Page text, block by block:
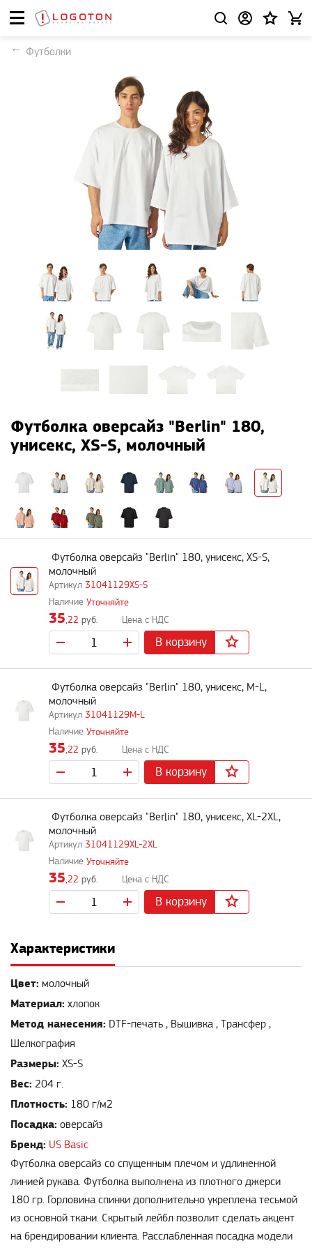
Футболки
Футболка оверсайз "Berlin" 180,
унисекс, XS-S, молочный
31041129XS-S
Футболка оверсайз "Berlin" 180, унисекс, XS-S,
молочный
Уточняйте
35,22 руб.
В корзину
31041129M-L
Футболка оверсайз "Berlin" 180, унисекс, M-L,
молочный
Уточняйте
35,22 руб.
В корзину
31041129XL-2XL
Футболка оверсайз "Berlin" 180, унисекс, XL-2XL,
молочный
Уточняйте
35,22 руб.
В корзину
Характеристики
Цвет: молочный
Материал: хлопок
Метод нанесения:
Шелкография
Размеры: XS-S
Вес: 204 г.
Плотность: 180 г/м2
Посадка: оверсайз
Бренд: US Basic
Футболка оверсайз со спущенным плечом и удлиненной
линией рукава. Футболка выполнена из плотного джерси
180 гр. Горловина спинки дополнительно укреплена тесьмой
из основной ткани. Скрытый лейбл позволит сделать акцент
на брендировании клиента. Расслабленная посадка модели